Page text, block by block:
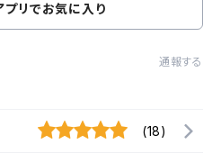
プリでお気に入り
通報する
(18)